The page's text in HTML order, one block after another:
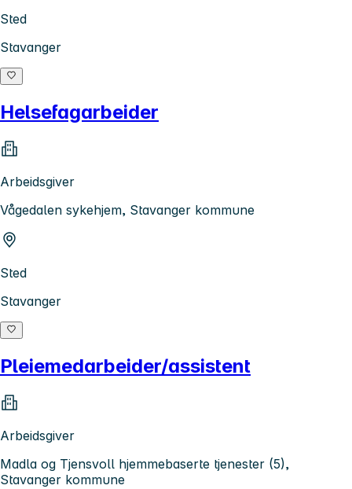
Sted
Stavanger
Helsefagarbeider
Arbeidsgiver
Vågedalen sykehjem, Stavanger kommune
Sted
Stavanger
Pleiemedarbeider/assistent
Arbeidsgiver
Madla og Tjensvoll hjemmebaserte tjenester (5),
Stavanger kommune